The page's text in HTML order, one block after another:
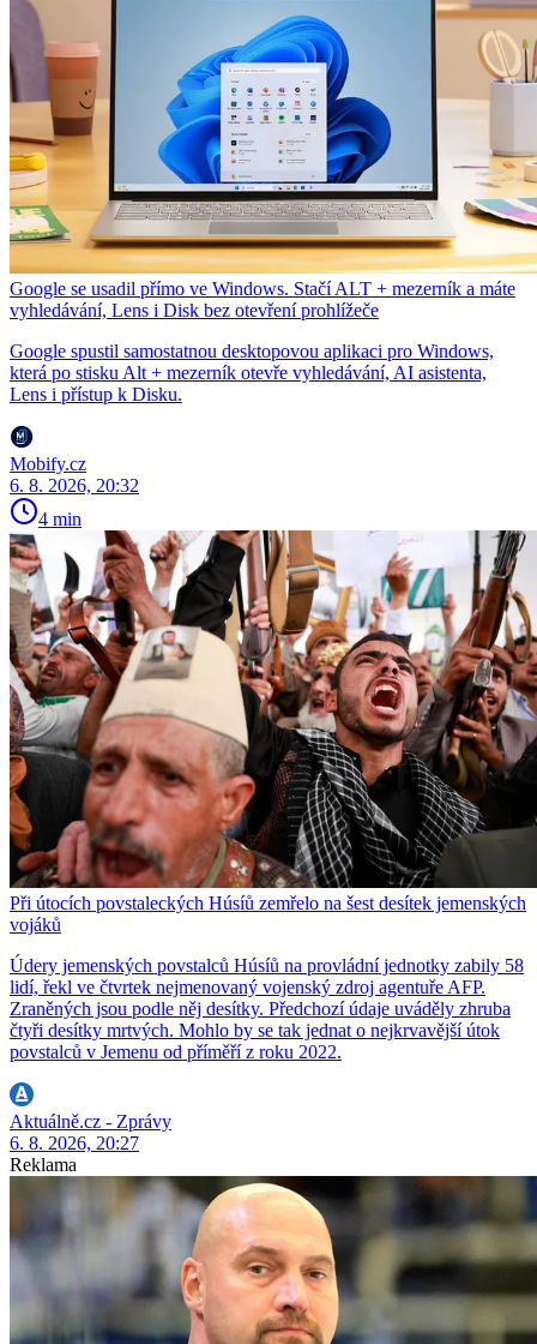
Google se usadil přímo ve Windows. Stačí ALT + mezerník a máte
vyhledávání, Lens i Disk bez otevření prohlížeče
Google spustil samostatnou desktopovou aplikaci pro Windows,
která po stisku Alt + mezerník otevře vyhledávání, AI asistenta,
Lens i přístup k Disku.
Mobify.cz
6. 8. 2026, 20:32
4 min
Při útocích povstaleckých Húsíů zemřelo na šest desítek jemenských
vojáků
Údery jemenských povstalců Húsíů na provládní jednotky zabily 58
lidí, řekl ve čtvrtek nejmenovaný vojenský zdroj agentuře AFP.
Zraněných jsou podle něj desítky. Předchozí údaje uváděly zhruba
čtyři desítky mrtvých. Mohlo by se tak jednat o nejkrvavější útok
povstalců v Jemenu od příměří z roku 2022.
Aktuálně.cz - Zprávy
6. 8. 2026, 20:27
Reklama